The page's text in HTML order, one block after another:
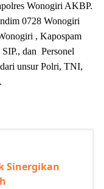
Wonogiri AKBP.
0728 Wonogiri
, Kapospam
dan Personel
unsur Polri, TNI,
Sinergikan